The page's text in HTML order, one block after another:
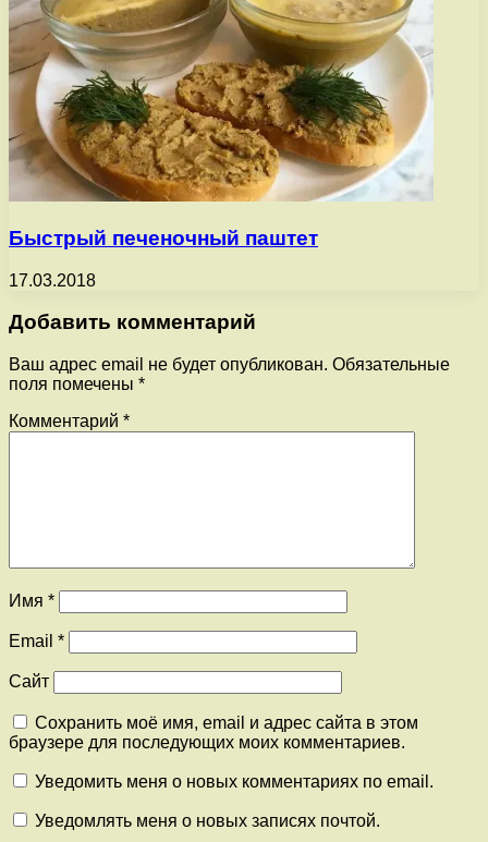
Быстрый печеночный паштет
17.03.2018
Добавить комментарий
Ваш адрес email не будет опубликован. Обязательные
поля помечены *
Комментарий *
Имя *
Email *
Сайт
Сохранить моё имя, email и адрес сайта в этом
браузере для последующих моих комментариев.
Уведомить меня о новых комментариях по email.
Уведомлять меня о новых записях почтой.